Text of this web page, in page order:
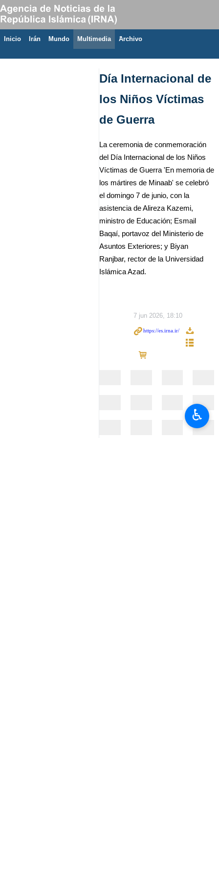
Inicio Irán Mundo Multimedia َArchivo
Día Internacional de
los Niños Víctimas
de Guerra
La ceremonia de conmemoración
del Día Internacional de los Niños
Víctimas de Guerra 'En memoria de
los mártires de Minaab' se celebró
el domingo 7 de junio, con la
asistencia de Alireza Kazemi,
ministro de Educación; Esmail
Baqaí, portavoz del Ministerio de
Asuntos Exteriores; y Biyan
Ranjbar, rector de la Universidad
Islámica Azad.
7 jun 2026, 18:10
♿︎